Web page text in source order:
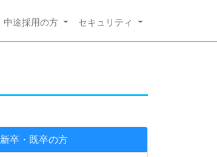
中途採用の方 セキュリティ
新卒・既卒の方